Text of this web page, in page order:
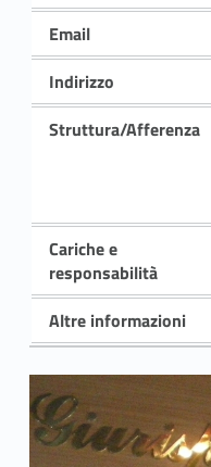
Email
Indirizzo
Struttura/Afferenza
Cariche e
responsabilità
Altre informazioni